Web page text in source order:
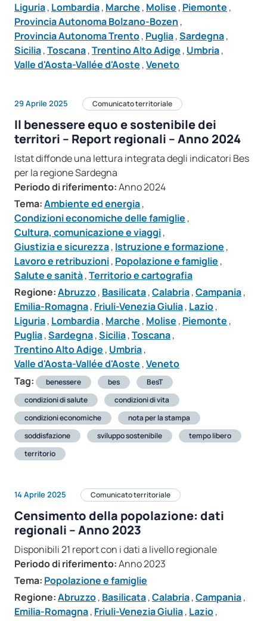
Liguria, Lombardia, Marche , Molise , Piemonte ,
Provincia Autonoma Bolzano-Bozen ,
Provincia Autonoma Trento, Puglia,Sardegna,
Sicilia,Toscana,Trentino Alto Adige , Umbria,
Valle d'Aosta-Vallée d'Aoste ,Veneto
29 Aprile 2025 Comunicato territoriale
Il benessere equo e sostenibile dei
territori – Report regionali – Anno 2024
Istat diffonde una lettura integrata degli indicatori Bes
per la regione Sardegna
Periodo di riferimento:Anno 2024
Tema:Ambiente ed energia,
Condizioni economiche delle famiglie ,
Cultura, comunicazione e viaggi,
Giustizia e sicurezza, Istruzione e formazione ,
Lavoro e retribuzioni, Popolazione e famiglie ,
Salute e sanità,Territorio e cartografia
Regione:Abruzzo, Basilicata,Calabria,Campania,
Emilia-Romagna, Friuli-Venezia Giulia, Lazio,
Liguria, Lombardia, Marche , Molise , Piemonte ,
Puglia,Sardegna,Sicilia,Toscana,
Trentino Alto Adige , Umbria,
Valle d'Aosta-Vallée d'Aoste ,Veneto
Tag:
benessere bes
BesT
condizioni di salute
condizioni di vita
condizioni economiche
nota per la stampa
soddisfazione
sviluppo sostenibile
tempo libero
territorio
14 Aprile 2025 Comunicato territoriale
Censimento della popolazione: dati
regionali – Anno 2023
Disponibili 21 report con i dati a livello regionale
Periodo di riferimento:Anno 2023
Tema: Popolazione e famiglie
Regione:Abruzzo, Basilicata,Calabria,Campania,
Emilia-Romagna, Friuli-Venezia Giulia, Lazio,